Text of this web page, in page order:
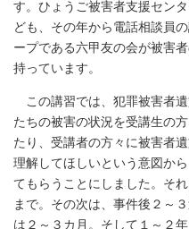
す。ひょうご被害者支援セン
ども、その年から電話相談員
ープである六甲友の会が被害
持っています。
この講習では、犯罪被害者
たちの被害の状況を受講生の
たり、受講者の方々に被害者
理解してほしいという意図か
てもらうことにしました。そ
まで。その次は、事件後２～
は２～３カ月。そして１～２